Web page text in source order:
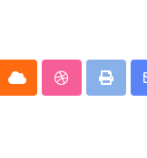
Cloud StumbleUpon
Print